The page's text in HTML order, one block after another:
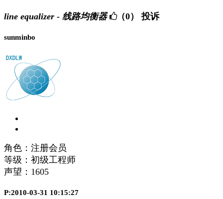
line equalizer - 线路均衡器 （0） 投诉
sunminbo
角色：注册会员
等级：初级工程师
声望： 1605
P:2010-03-31 10:15:27